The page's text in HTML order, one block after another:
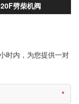
劈柴机阀
时内，为您提供一对